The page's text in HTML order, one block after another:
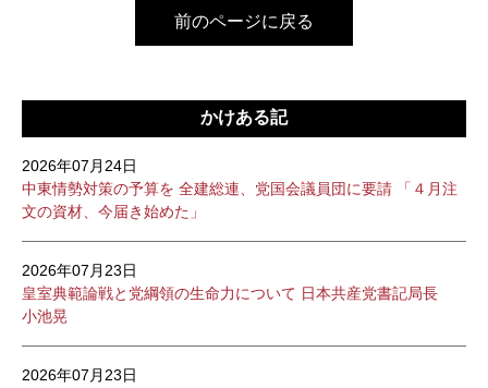
前のページに戻る
かけある記
2026年07月24日
中東情勢対策の予算を 全建総連、党国会議員団に要請 「４月注
文の資材、今届き始めた」
2026年07月23日
皇室典範論戦と党綱領の生命力について 日本共産党書記局長
小池晃
2026年07月23日